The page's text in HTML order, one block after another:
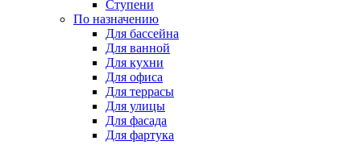
Ступени
По назначению
Для бассейна
Для ванной
Для кухни
Для офиса
Для террасы
Для улицы
Для фасада
Для фартука